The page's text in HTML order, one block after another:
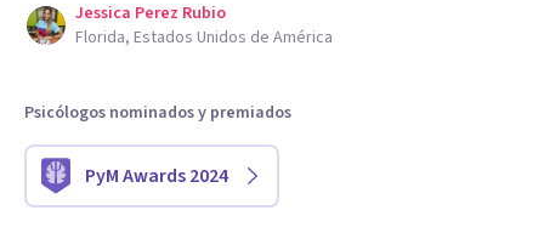
Jessica Perez Rubio
Florida, Estados Unidos de América
Psicólogos nominados y premiados
PyM Awards 2024